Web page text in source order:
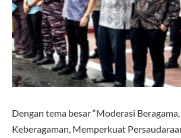
Dengan tema besar “Moderasi
Keberagaman, Memperkuat